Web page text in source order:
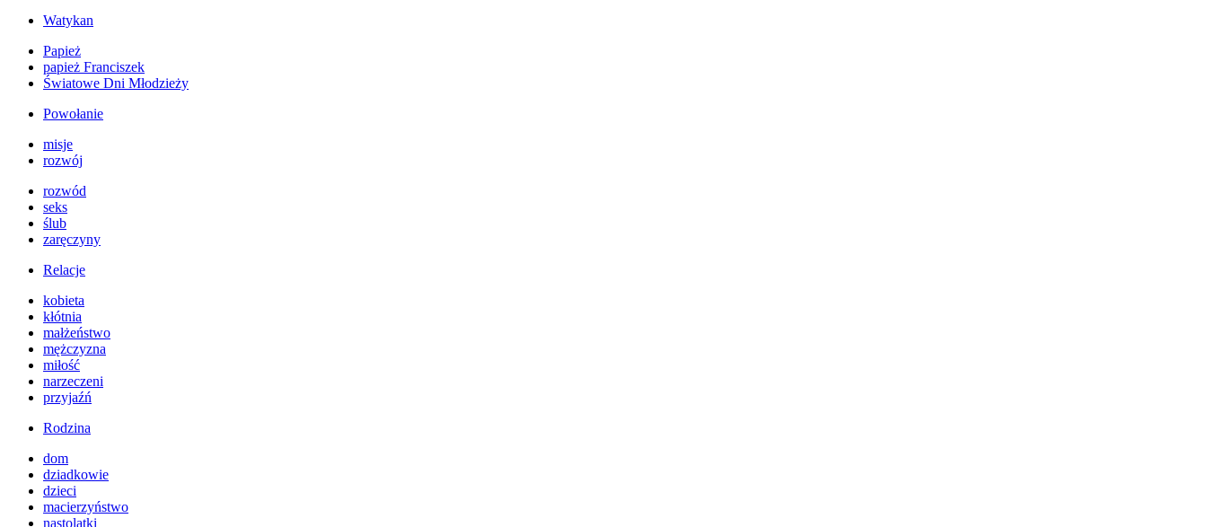
Watykan
Papież
papież Franciszek
Światowe Dni Młodzieży
Powołanie
misje
rozwój
rozwód
seks
ślub
zaręczyny
Relacje
kobieta
kłótnia
małżeństwo
mężczyzna
miłość
narzeczeni
przyjaźń
Rodzina
dom
dziadkowie
dzieci
macierzyństwo
nastolatki